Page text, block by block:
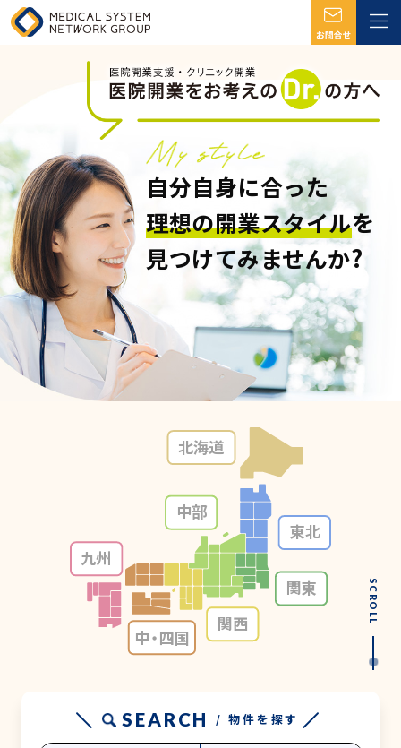
自分自身に合った
理想の開業スタイルを
見つけてみませんか?
北海道
東北
関東
関西
中部
九州
中・四国
SCROLL
SEARCH / 物件を探す